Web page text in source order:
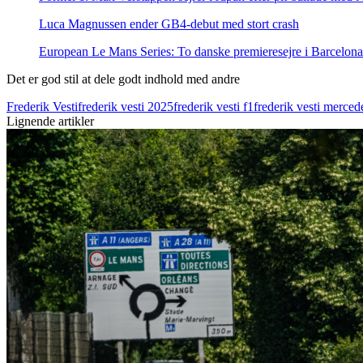
Luca Magnussen ender GB4-debut med stort crash
European Le Mans Series: To danske premieresejre i Barcelona
Det er god stil at dele godt indhold med andre
Frederik Vestifrederik vesti 2025frederik vesti f1frederik vesti
Lignende artikler